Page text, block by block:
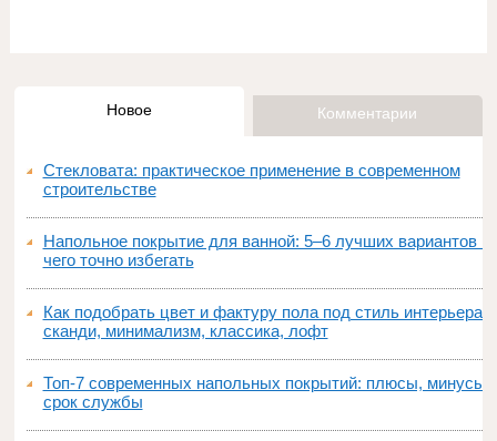
Новое Комментарии
Стекловата: практическое применение в современном
строительстве
Напольное покрытие для ванной: 5–6 лучших вариантов и
чего точно избегать
Как подобрать цвет и фактуру пола под стиль интерьера:
сканди, минимализм, классика, лофт
Топ‑7 современных напольных покрытий: плюсы, минусы,
срок службы